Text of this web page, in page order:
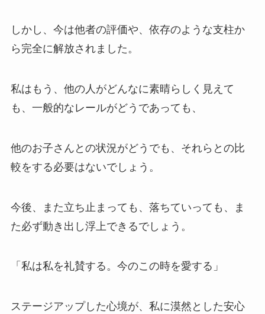
しかし、今は他者の評価や、依存のような支柱か
ら完全に解放されました。
私はもう、他の人がどんなに素晴らしく見えて
も、一般的なレールがどうであっても、
他のお子さんとの状況がどうでも、それらとの比
較をする必要はないでしょう。
今後、また立ち止まっても、落ちていっても、ま
た必ず動き出し浮上できるでしょう。
「私は私を礼賛する。今のこの時を愛する」
ステージアップした心境が、私に漠然とした安心